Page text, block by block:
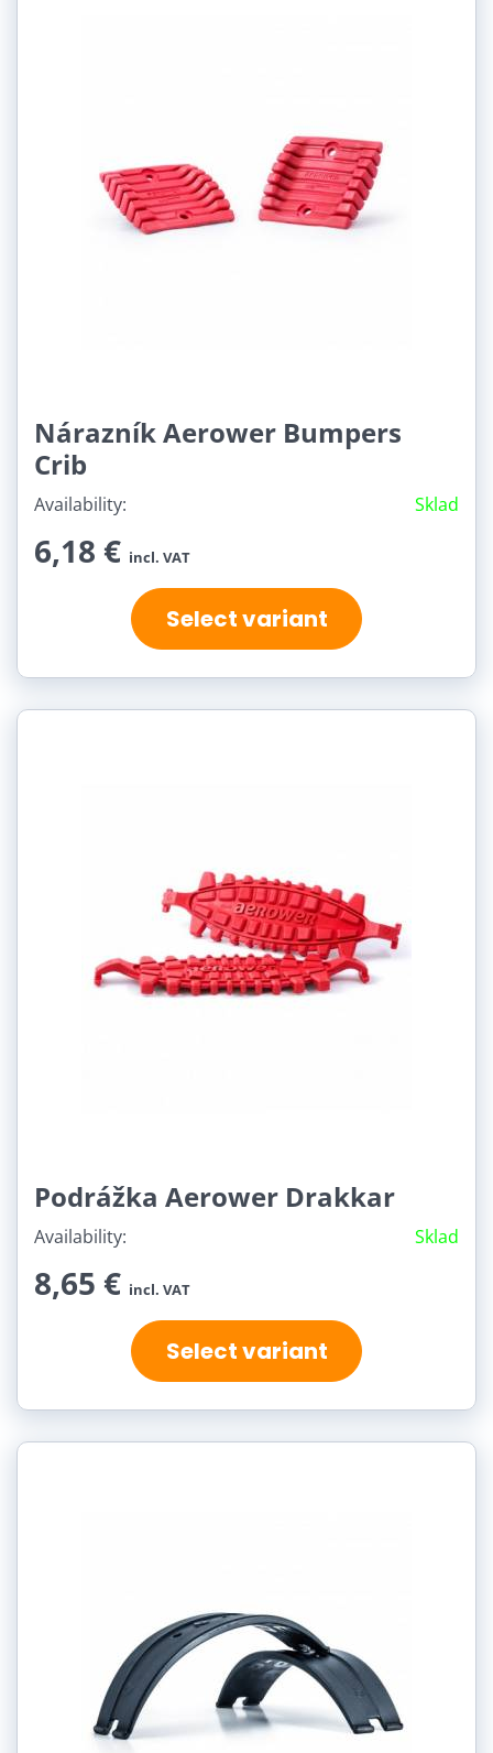
Nárazník Aerower Bumpers
Crib
Availability: Sklad
6,18 € incl. VAT
Select variant
Podrážka Aerower Drakkar
Availability: Sklad
8,65 € incl. VAT
Select variant